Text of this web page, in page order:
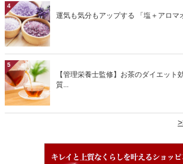
4
運気も気分もアップする 「塩＋アロマ
5
【管理栄養士監修】お茶のダイエット
質...